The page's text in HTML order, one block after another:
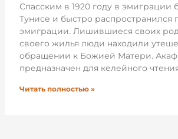
Спасским в 1920 году в эмиграции
Тунисе и быстро распространился
эмиграции. Лишившиеся своих
своего жилья люди находили
обращении к Божией Матери.
предназначен для келейного
Читать полностью »